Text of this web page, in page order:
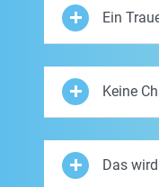
Ein
Keine
Das